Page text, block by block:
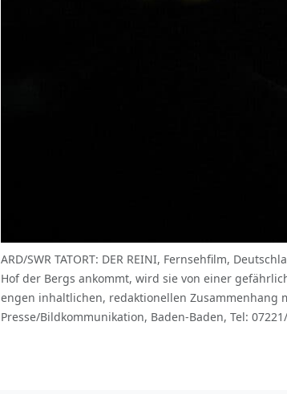
ARD/SWR TATORT: DER REINI, Fernsehfilm,
Hof der Bergs ankommt, wird sie von einer
engen inhaltlichen, redaktionellen Zusammenhang
Presse/Bildkommunikation, Baden-Baden, Tel: